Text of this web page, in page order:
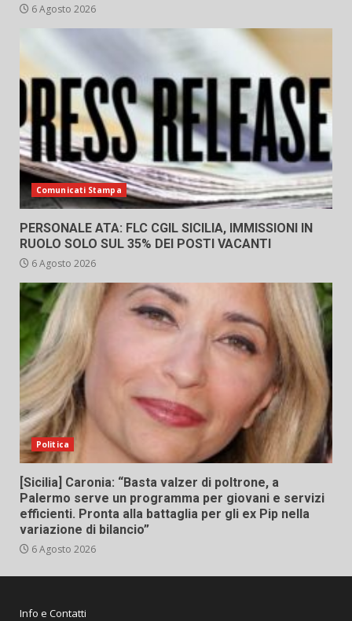
6 Agosto 2026
Comunicati Stampa
PERSONALE ATA: FLC CGIL SICILIA, IMMISSIONI IN
RUOLO SOLO SUL 35% DEI POSTI VACANTI
6 Agosto 2026
Politica
[Sicilia] Caronia: “Basta valzer di poltrone, a
Palermo serve un programma per giovani e servizi
efficienti. Pronta alla battaglia per gli ex Pip nella
variazione di bilancio”
6 Agosto 2026
Info e Contatti